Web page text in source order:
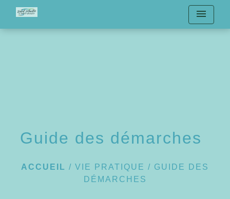
menu
Guide des démarches
ACCUEIL / VIE PRATIQUE / GUIDE DES
DÉMARCHES